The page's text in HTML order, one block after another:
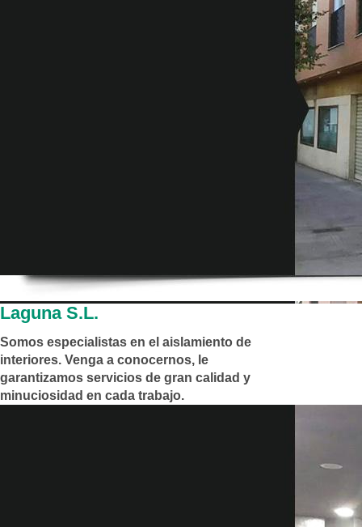
Laguna S.L.
Somos especialistas en el aislamiento de
interiores. Venga a conocernos, le
garantizamos servicios de gran calidad y
minuciosidad en cada trabajo.